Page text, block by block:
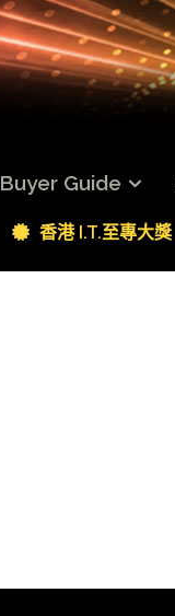
Buyer Guide
香港 I.T.至專大獎